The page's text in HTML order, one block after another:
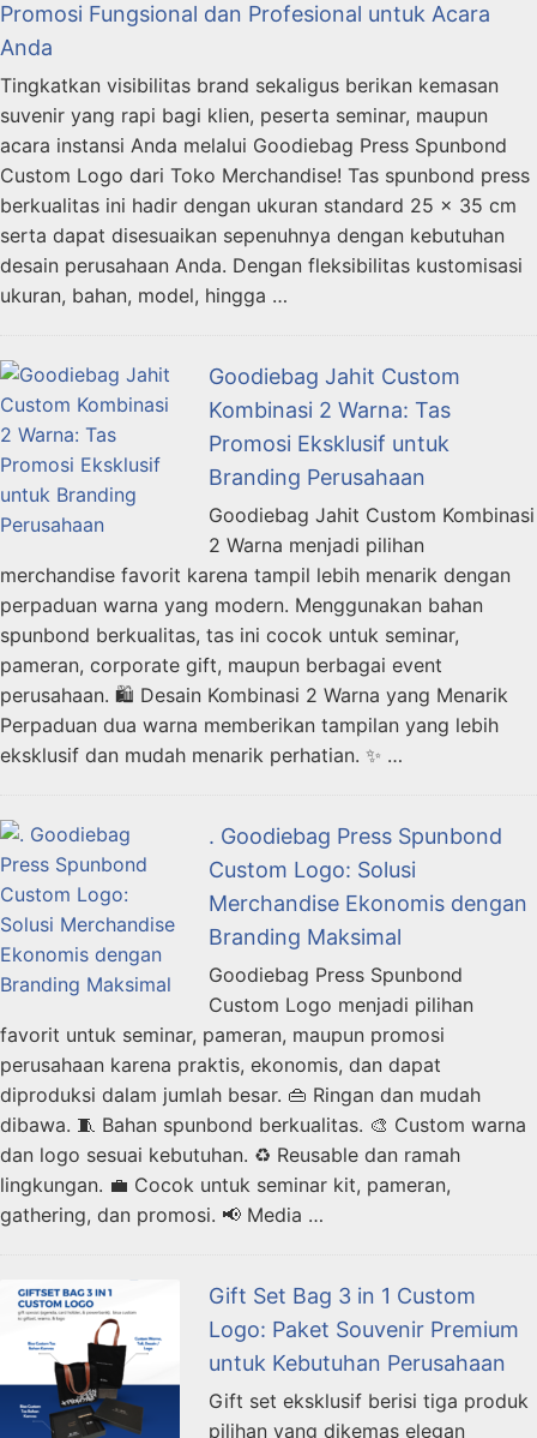
Promosi Fungsional dan Profesional untuk Acara
Anda
Tingkatkan visibilitas brand sekaligus berikan kemasan
suvenir yang rapi bagi klien, peserta seminar, maupun
acara instansi Anda melalui Goodiebag Press Spunbond
Custom Logo dari Toko Merchandise! Tas spunbond press
berkualitas ini hadir dengan ukuran standard 25 x 35 cm
serta dapat disesuaikan sepenuhnya dengan kebutuhan
desain perusahaan Anda. Dengan fleksibilitas kustomisasi
ukuran, bahan, model, hingga …
Goodiebag Jahit Custom
Kombinasi 2 Warna: Tas
Promosi Eksklusif untuk
Branding Perusahaan
Goodiebag Jahit Custom Kombinasi
2 Warna menjadi pilihan
merchandise favorit karena tampil lebih menarik dengan
perpaduan warna yang modern. Menggunakan bahan
spunbond berkualitas, tas ini cocok untuk seminar,
pameran, corporate gift, maupun berbagai event
perusahaan. 🛍️ Desain Kombinasi 2 Warna yang Menarik
Perpaduan dua warna memberikan tampilan yang lebih
eksklusif dan mudah menarik perhatian. ✨ …
. Goodiebag Press Spunbond
Custom Logo: Solusi
Merchandise Ekonomis dengan
Branding Maksimal
Goodiebag Press Spunbond
Custom Logo menjadi pilihan
favorit untuk seminar, pameran, maupun promosi
perusahaan karena praktis, ekonomis, dan dapat
diproduksi dalam jumlah besar. 👜 Ringan dan mudah
dibawa. 🧵 Bahan spunbond berkualitas. 🎨 Custom warna
dan logo sesuai kebutuhan. ♻️ Reusable dan ramah
lingkungan. 💼 Cocok untuk seminar kit, pameran,
gathering, dan promosi. 📢 Media …
Gift Set Bag 3 in 1 Custom
Logo: Paket Souvenir Premium
untuk Kebutuhan Perusahaan
Gift set eksklusif berisi tiga produk
pilihan yang dikemas elegan